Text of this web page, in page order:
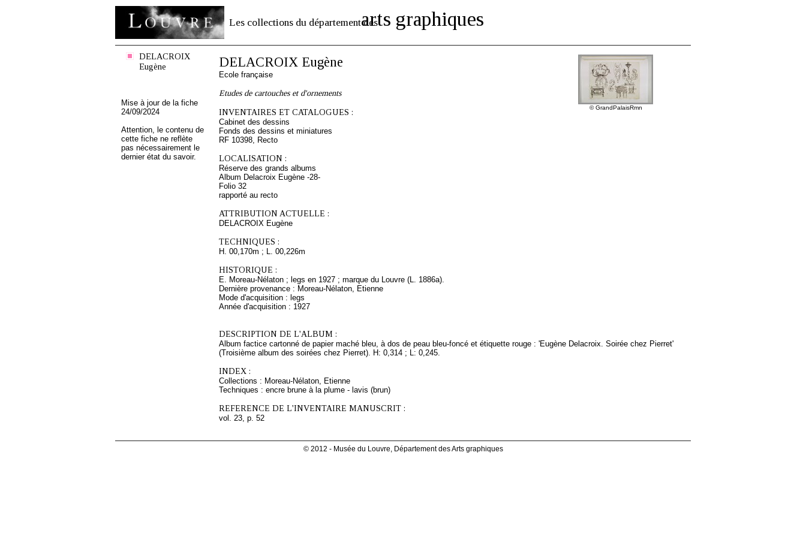
Les collections du département desarts graphiques
DELACROIX
Eugène
Mise à jour de la fiche
24/09/2024
Attention, le contenu de
cette fiche ne reflète
pas nécessairement le
dernier état du savoir.
© GrandPalaisRmn
DELACROIX Eugène
Ecole française
Etudes de cartouches et d'ornements
INVENTAIRES ET CATALOGUES :
Cabinet des dessins
Fonds des dessins et miniatures
RF 10398, Recto
LOCALISATION :
Réserve des grands albums
Album Delacroix Eugène -28-
Folio 32
rapporté au recto
ATTRIBUTION ACTUELLE :
DELACROIX Eugène
TECHNIQUES :
H. 00,170m ; L. 00,226m
HISTORIQUE :
E. Moreau-Nélaton ; legs en 1927 ; marque du Louvre (L. 1886a).
Dernière provenance : Moreau-Nélaton, Etienne
Mode d'acquisition : legs
Année d'acquisition : 1927
DESCRIPTION DE L'ALBUM :
Album factice cartonné de papier maché bleu, à dos de peau bleu-foncé et étiquette rouge : 'Eugène Delacroix. Soirée chez Pierret'
(Troisième album des soirées chez Pierret). H: 0,314 ; L: 0,245.
INDEX :
Collections : Moreau-Nélaton, Etienne
Techniques : encre brune à la plume - lavis (brun)
REFERENCE DE L'INVENTAIRE MANUSCRIT :
vol. 23, p. 52
© 2012 - Musée du Louvre, Département des Arts graphiques